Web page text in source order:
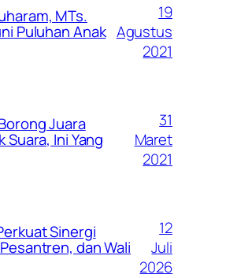
MTs.
Puluhan Anak
19
Agustus
2021
Juara
Suara, Ini Yang
31
Maret
2021
Sinergi
dan Wali
12
Juli
2026